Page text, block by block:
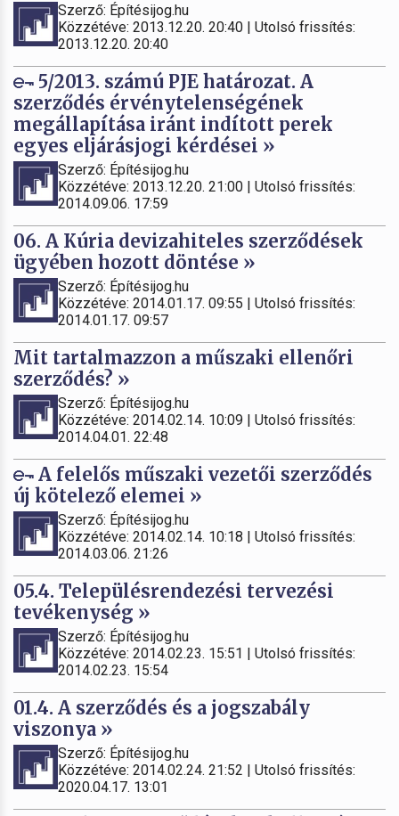
Szerző: Építésijog.hu
Közzétéve: 2013.12.20. 20:40 | Utolsó frissítés:
2013.12.20. 20:40
5/2013. számú PJE határozat. A
szerződés érvénytelenségének
megállapítása iránt indított perek
egyes eljárásjogi kérdései »
Szerző: Építésijog.hu
Közzétéve: 2013.12.20. 21:00 | Utolsó frissítés:
2014.09.06. 17:59
06. A Kúria devizahiteles szerződések
ügyében hozott döntése »
Szerző: Építésijog.hu
Közzétéve: 2014.01.17. 09:55 | Utolsó frissítés:
2014.01.17. 09:57
Mit tartalmazzon a műszaki ellenőri
szerződés? »
Szerző: Építésijog.hu
Közzétéve: 2014.02.14. 10:09 | Utolsó frissítés:
2014.04.01. 22:48
A felelős műszaki vezetői szerződés
új kötelező elemei »
Szerző: Építésijog.hu
Közzétéve: 2014.02.14. 10:18 | Utolsó frissítés:
2014.03.06. 21:26
05.4. Településrendezési tervezési
tevékenység »
Szerző: Építésijog.hu
Közzétéve: 2014.02.23. 15:51 | Utolsó frissítés:
2014.02.23. 15:54
01.4. A szerződés és a jogszabály
viszonya »
Szerző: Építésijog.hu
Közzétéve: 2014.02.24. 21:52 | Utolsó frissítés:
2020.04.17. 13:01